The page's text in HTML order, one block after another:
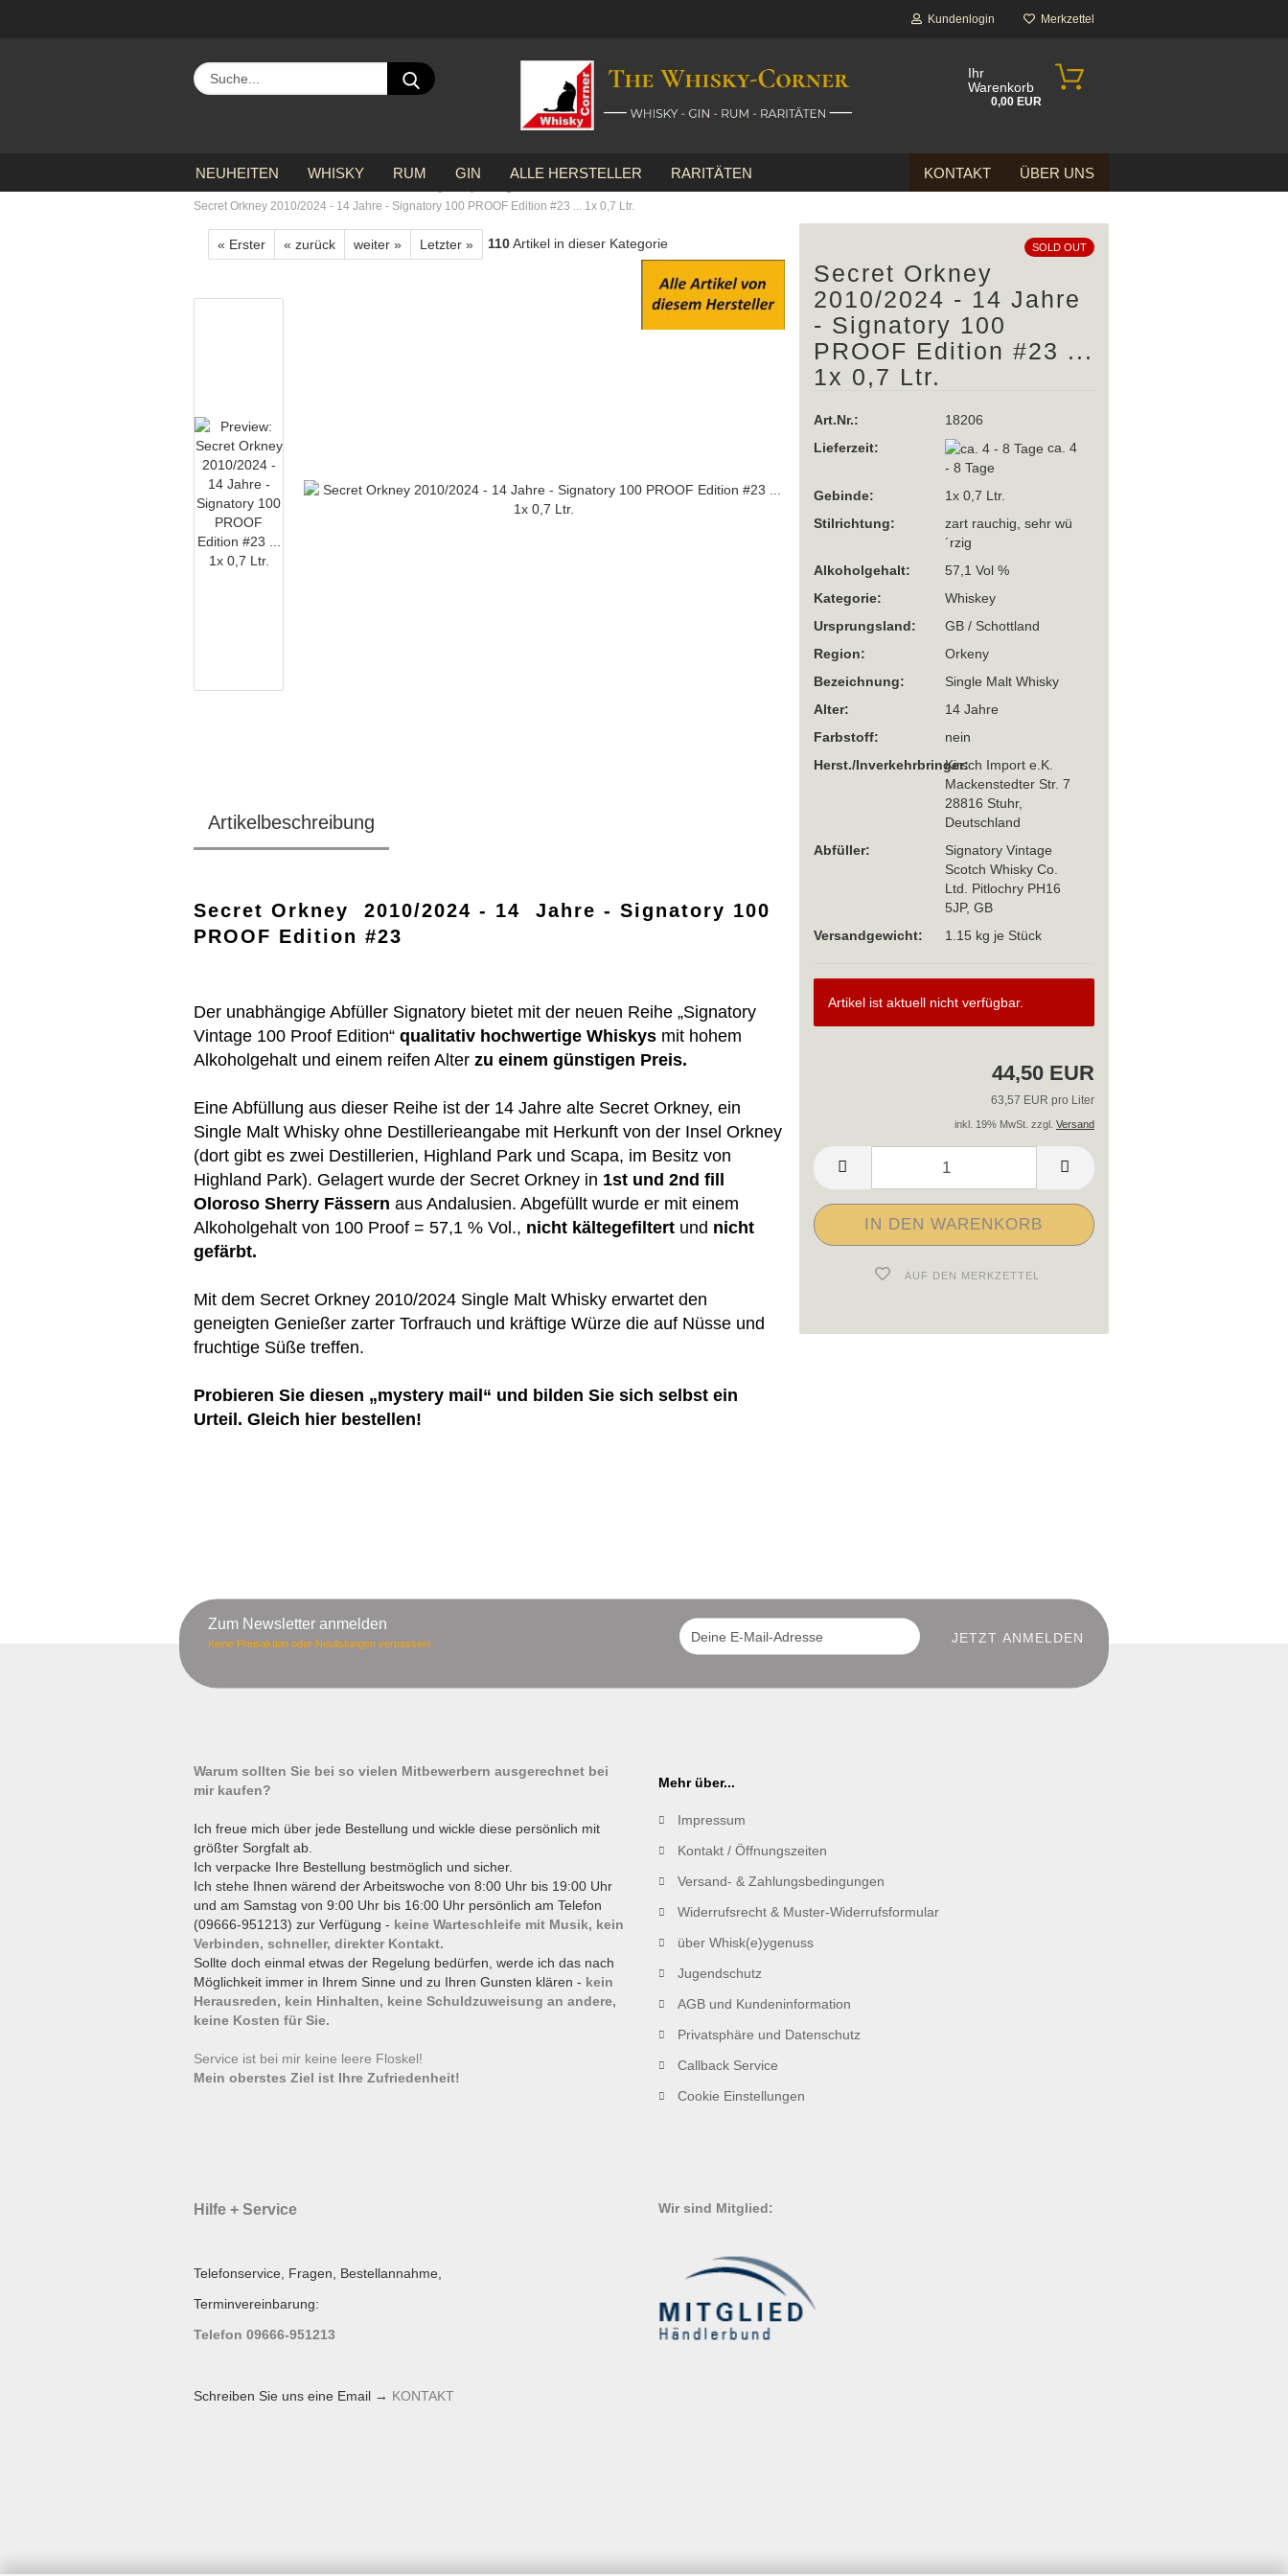
Kundenlogin
Passwort
Konto erstellen
Passwort vergessen?
Merkzettel
Suche...
Ihr
Warenkorb
0,00 EUR
NEUHEITEN WHISKY RUM GIN ALLE HERSTELLER RARITÄTEN KONTAKT ÜBER UNS
Secret Orkney 2010/2024 - 14 Jahre - Signatory 100 PROOF Edition #23 ... 1x 0,7 Ltr.
« Erster « zurück weiter » Letzter » 110Artikel in dieser Kategorie SOLD OUT
Secret Orkney
2010/2024 - 14 Jahre
- Signatory 100
PROOF Edition #23 ...
1x 0,7 Ltr.
Art.Nr.:
18206
Lieferzeit:
ca. 4
- 8 Tage
Gebinde:
1x 0,7 Ltr.
Stilrichtung:
zart rauchig, sehr wü
´rzig
Alkoholgehalt:
57,1 Vol %
Kategorie:
Whiskey
Ursprungsland:
GB / Schottland
Region:
Orkeny
Bezeichnung:
Single Malt Whisky
Alter:
14 Jahre
Farbstoff:
nein
Herst./Inverkehrbringer:Kirsch Import e.K.
Mackenstedter Str. 7
28816 Stuhr,
Deutschland
Abfüller:
Signatory Vintage
Scotch Whisky Co.
Ltd. Pitlochry PH16
5JP, GB
Versandgewicht:
1.15 kg je Stück
Artikel ist aktuell nicht verfügbar.
44,50 EUR
63,57 EUR pro Liter
inkl. 19% MwSt. zzgl. Versand
AUF DEN MERKZETTEL
Artikelbeschreibung
Secret Orkney 2010/2024 - 14 Jahre - Signatory 100
PROOF Edition #23
Der unabhängige Abfüller Signatory bietet mit der neuen Reihe „Signatory
Vintage 100 Proof Edition“ qualitativ hochwertige Whiskys mit hohem
Alkoholgehalt und einem reifen Alter zu einem günstigen Preis.
Eine Abfüllung aus dieser Reihe ist der 14 Jahre alte Secret Orkney, ein
Single Malt Whisky ohne Destillerieangabe mit Herkunft von der Insel Orkney
(dort gibt es zwei Destillerien, Highland Park und Scapa, im Besitz von
Highland Park). Gelagert wurde der Secret Orkney in 1st und 2nd fill
Oloroso Sherry Fässern aus Andalusien. Abgefüllt wurde er mit einem
Alkoholgehalt von 100 Proof = 57,1 % Vol., nicht kältegefiltert und nicht
gefärbt.
Mit dem Secret Orkney 2010/2024 Single Malt Whisky erwartet den
geneigten Genießer zarter Torfrauch und kräftige Würze die auf Nüsse und
fruchtige Süße treffen.
Probieren Sie diesen „mystery mail“ und bilden Sie sich selbst ein
Urteil. Gleich hier bestellen!
Zum Newsletter anmelden
Keine Preisaktion oder Neulistungen verpassen!
Warum sollten Sie bei so vielen Mitbewerbern ausgerechnet bei
mir kaufen?
Ich freue mich über jede Bestellung und wickle diese persönlich mit
größter Sorgfalt ab.
Ich verpacke Ihre Bestellung bestmöglich und sicher.
Ich stehe Ihnen wärend der Arbeitswoche von 8:00 Uhr bis 19:00 Uhr
und am Samstag von 9:00 Uhr bis 16:00 Uhr persönlich am Telefon
(09666-951213) zur Verfügung - keine Warteschleife mit Musik, kein
Verbinden, schneller, direkter Kontakt.
Sollte doch einmal etwas der Regelung bedürfen, werde ich das nach
Möglichkeit immer in Ihrem Sinne und zu Ihren Gunsten klären - kein
Herausreden, kein Hinhalten, keine Schuldzuweisung an andere,
keine Kosten für Sie.
Service ist bei mir keine leere Floskel!
Mein oberstes Ziel ist Ihre Zufriedenheit!
Mehr über...
Impressum
Kontakt / Öffnungszeiten
Versand- & Zahlungsbedingungen
Widerrufsrecht & Muster-Widerrufsformular
über Whisk(e)ygenuss
Jugendschutz
AGB und Kundeninformation
Privatsphäre und Datenschutz
Callback Service
Cookie Einstellungen
Hilfe + Service
Telefonservice, Fragen, Bestellannahme,
Terminvereinbarung:
Telefon 09666-951213
Schreiben Sie uns eine Email → KONTAKT
Wir sind Mitglied: